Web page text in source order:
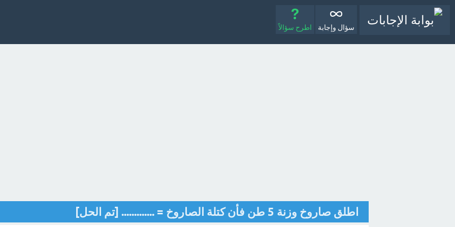
سؤال وإجابة اطرح سؤالاً
اطلق صاروخ وزنة 5 طن فأن كتلة الصاروخ = ............. [تم الحل]